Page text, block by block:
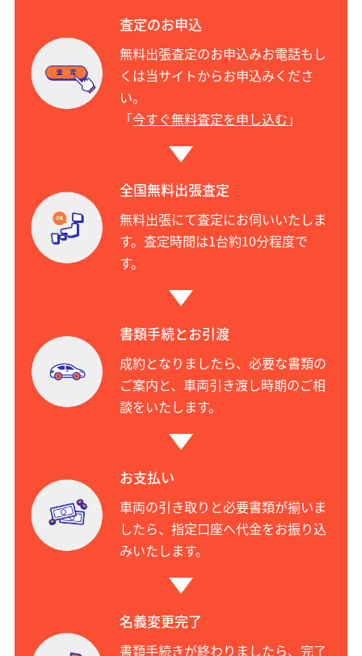
査定のお申込
無料出張査定のお申込みお電話もし
くは当サイトからお申込みくださ
い。
「今すぐ無料査定を申し込む 」
全国無料出張査定
無料出張にて査定にお伺いいたしま
す。査定時間は1台約10分程度で
す。
書類手続とお引渡
成約となりましたら、必要な書類の
ご案内と、車両引き渡し時期のご相
談をいたします。
お支払い
車両の引き取りと必要書類が揃いま
したら、指定口座へ代金をお振り込
みいたします。
名義変更完了
書類手続きが終わりましたら、完了